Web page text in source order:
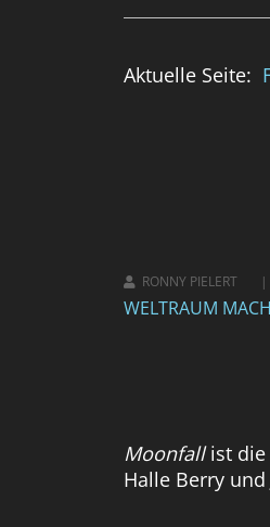
Aktuelle Seite:
RONNY PIELERT
WELTRAUM
Moonfallist die
Halle Berry